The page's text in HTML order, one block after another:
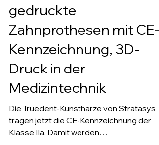
gedruckte
Zahnprothesen mit CE-
Kennzeichnung, 3D-
Druck in der
Medizintechnik
Die Truedent-Kunstharze von Stratasys
tragen jetzt die CE-Kennzeichnung der
Klasse IIa. Damit werden